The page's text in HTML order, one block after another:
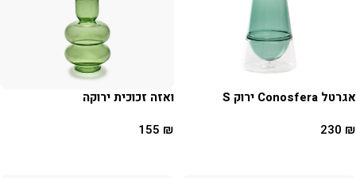
אגרטל Conosfera ירוק S
230 ₪
ואזה זכוכית ירוקה
155 ₪